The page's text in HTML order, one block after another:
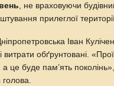
, не враховуючи
прилеглої
Іван
обґрунтовані.
а це буде пам’ять
голова.